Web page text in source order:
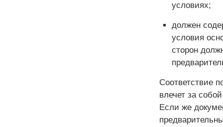
условиях;
должен
условия
сторон
Соответствие
влечет за
Если же